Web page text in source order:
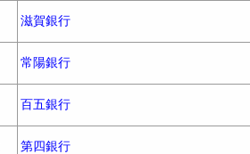
滋賀銀行
常陽銀行
百五銀行
第四銀行